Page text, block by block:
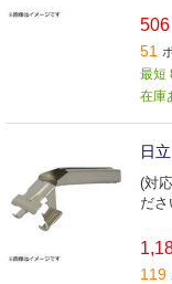
506
51
最短
在庫
日
(対
ださ
119